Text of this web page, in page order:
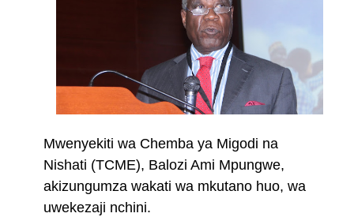
Mwenyekiti wa Chemba ya Migodi na
Nishati (TCME), Balozi Ami Mpungwe,
akizungumza wakati wa mkutano huo, wa
uwekezaji nchini.